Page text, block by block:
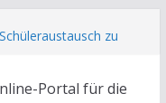
zu
in Reuth
Portal für die